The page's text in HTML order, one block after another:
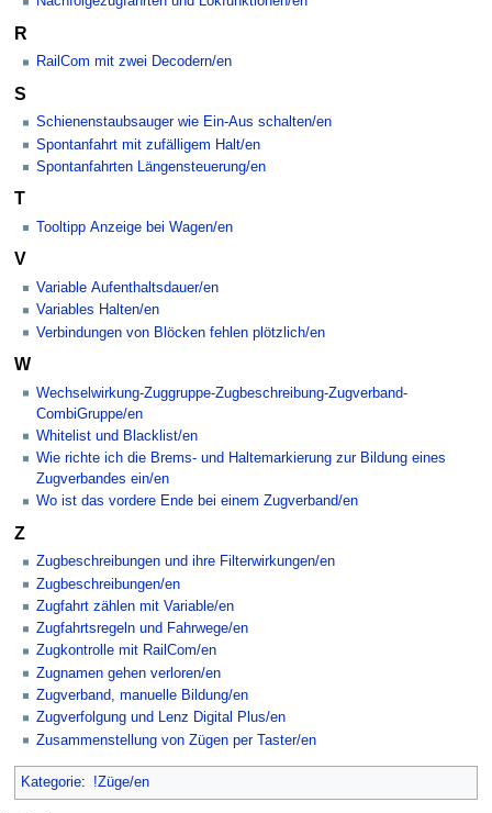
R
RailCom mit zwei Decodern/en
S
Schienenstaubsauger wie Ein-Aus schalten/en
Spontanfahrt mit zufälligem Halt/en
Spontanfahrten Längensteuerung/en
T
Tooltipp Anzeige bei Wagen/en
V
Variable Aufenthaltsdauer/en
Variables Halten/en
Verbindungen von Blöcken fehlen plötzlich/en
W
Wechselwirkung-Zuggruppe-Zugbeschreibung-Zugverband-
CombiGruppe/en
Whitelist und Blacklist/en
Wie richte ich die Brems- und Haltemarkierung zur Bildung eines
Zugverbandes ein/en
Wo ist das vordere Ende bei einem Zugverband/en
Z
Zugbeschreibungen und ihre Filterwirkungen/en
Zugbeschreibungen/en
Zugfahrt zählen mit Variable/en
Zugfahrtsregeln und Fahrwege/en
Zugkontrolle mit RailCom/en
Zugnamen gehen verloren/en
Zugverband, manuelle Bildung/en
Zugverfolgung und Lenz Digital Plus/en
Zusammenstellung von Zügen per Taster/en
Kategorie: !Züge/en